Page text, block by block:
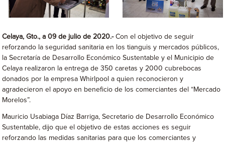
Celaya, Gto., a 09 de julio de 2020.-Con el objetivo de seguir
reforzando la seguridad sanitaria en los tianguis y mercados públicos,
la Secretaría de Desarrollo Económico Sustentable y el Municipio de
Celaya realizaron la entrega de 350 caretas y 2000 cubrebocas
donados por la empresa Whirlpool a quien reconocieron y
agradecieron el apoyo en beneficio de los comerciantes del “Mercado
Morelos”.
Mauricio Usabiaga Díaz Barriga, Secretario de Desarrollo Económico
Sustentable, dijo que el objetivo de estas acciones es seguir
reforzando las medidas sanitarias para que los comerciantes y